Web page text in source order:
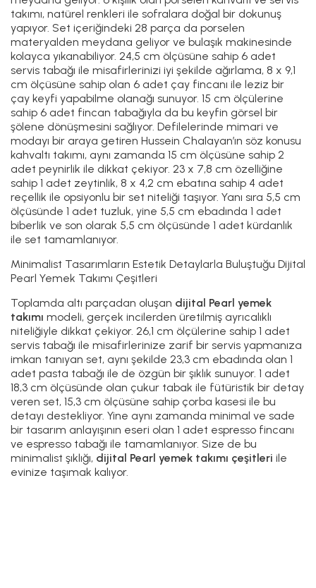
takımı, natürel renkleri ile sofralara doğal bir dokunuş
yapıyor. Set içeriğindeki 28 parça da porselen
materyalden meydana geliyor ve bulaşık makinesinde
kolayca yıkanabiliyor. 24,5 cm ölçüsüne sahip 6 adet
servis tabağı ile misafirlerinizi iyi şekilde ağırlama, 8 x 9,1
cm ölçüsüne sahip olan 6 adet çay fincanı ile leziz bir
çay keyfi yapabilme olanağı sunuyor. 15 cm ölçülerine
sahip 6 adet fincan tabağıyla da bu keyfin görsel bir
şölene dönüşmesini sağlıyor. Defilelerinde mimari ve
modayı bir araya getiren Hussein Chalayan’ın söz konusu
kahvaltı takımı, aynı zamanda 15 cm ölçüsüne sahip 2
adet peynirlik ile dikkat çekiyor. 23 x 7,8 cm özelliğine
sahip 1 adet zeytinlik, 8 x 4,2 cm ebatına sahip 4 adet
reçellik ile opsiyonlu bir set niteliği taşıyor. Yanı sıra 5,5 cm
ölçüsünde 1 adet tuzluk, yine 5,5 cm ebadında 1 adet
biberlik ve son olarak 5,5 cm ölçüsünde 1 adet kürdanlık
ile set tamamlanıyor.
Minimalist Tasarımların Estetik Detaylarla Buluştuğu Dijital
Pearl Yemek Takımı Çeşitleri
Toplamda altı parçadan oluşan dijital Pearl yemek
takımı modeli, gerçek incilerden üretilmiş ayrıcalıklı
niteliğiyle dikkat çekiyor. 26,1 cm ölçülerine sahip 1 adet
servis tabağı ile misafirlerinize zarif bir servis yapmanıza
imkan tanıyan set, aynı şekilde 23,3 cm ebadında olan 1
adet pasta tabağı ile de özgün bir şıklık sunuyor. 1 adet
18,3 cm ölçüsünde olan çukur tabak ile fütüristik bir detay
veren set, 15,3 cm ölçüsüne sahip çorba kasesi ile bu
detayı destekliyor. Yine aynı zamanda minimal ve sade
bir tasarım anlayışının eseri olan 1 adet espresso fincanı
ve espresso tabağı ile tamamlanıyor. Size de bu
minimalist şıklığı, dijital Pearl yemek takımı çeşitleri ile
evinize taşımak kalıyor.